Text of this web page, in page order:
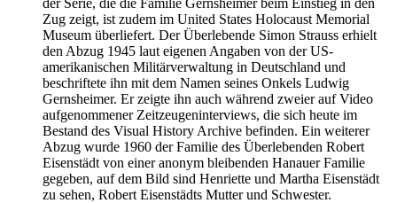
der Serie, die die Familie Gernsheimer beim Einstieg in den
Zug zeigt, ist zudem im United States Holocaust Memorial
Museum überliefert. Der Überlebende Simon Strauss erhielt
den Abzug 1945 laut eigenen Angaben von der US-
amerikanischen Militärverwaltung in Deutschland und
beschriftete ihn mit dem Namen seines Onkels Ludwig
Gernsheimer. Er zeigte ihn auch während zweier auf Video
aufgenommener Zeitzeugeninterviews, die sich heute im
Bestand des Visual History Archive befinden. Ein weiterer
Abzug wurde 1960 der Familie des Überlebenden Robert
Eisenstädt von einer anonym bleibenden Hanauer Familie
gegeben, auf dem Bild sind Henriette und Martha Eisenstädt
zu sehen, Robert Eisenstädts Mutter und Schwester.